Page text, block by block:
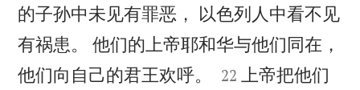
的子孙中未见有罪恶， 以色列人中看不见
有祸患。 他们的上帝耶和华与他们同在，
他们向自己的君王欢呼。


22 上帝把他们